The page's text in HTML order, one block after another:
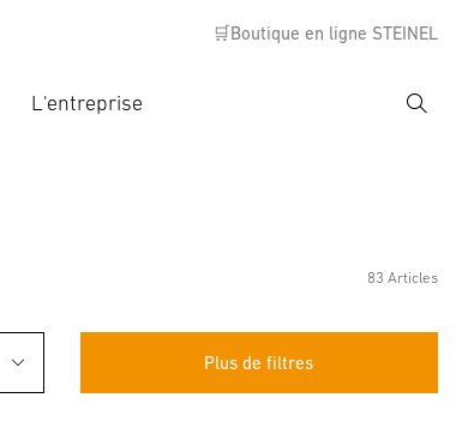
🛒Boutique en ligne STEINEL
L'entreprise
83 Articles
Plus de filtres